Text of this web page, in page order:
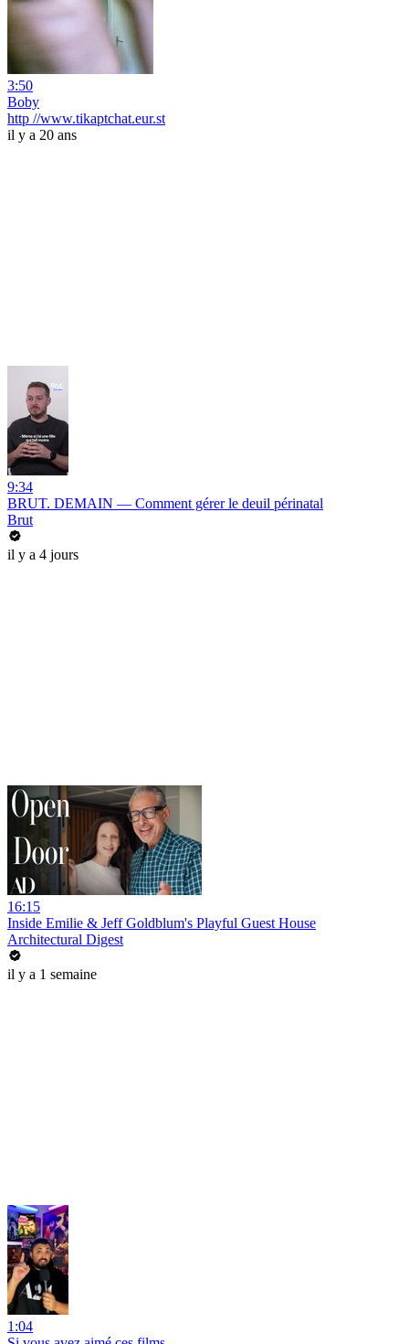
3:50
Boby
http //www.tikaptchat.eur.st
il y a 20 ans
9:34
BRUT. DEMAIN — Comment gérer le deuil périnatal
Brut
il y a 4 jours
16:15
Inside Emilie & Jeff Goldblum's Playful Guest House
Architectural Digest
il y a 1 semaine
1:04